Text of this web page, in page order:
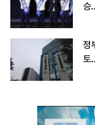
승
정
토